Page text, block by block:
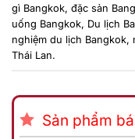
gì Bangkok, đặc sản
uống Bangkok, Du lịch
nghiệm du lịch Bangkok,
Thái Lan.
Sản phẩm